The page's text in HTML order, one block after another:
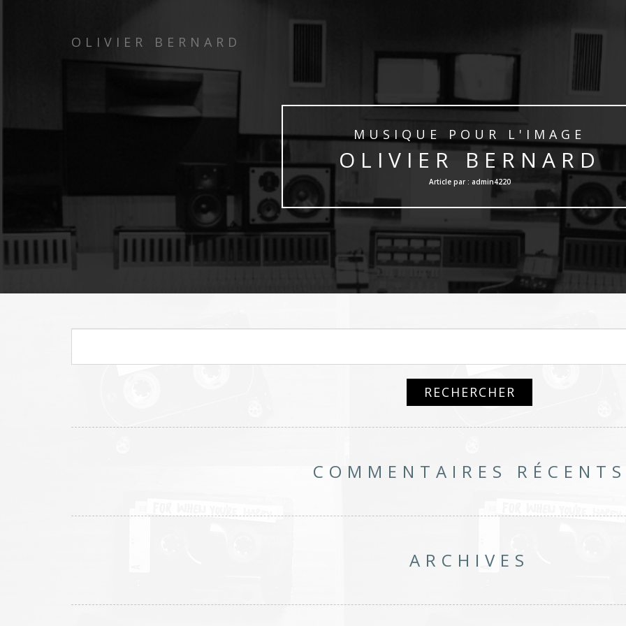
OLIVIER BERNARD
MUSIQUE POUR L'IMAGE
OLIVIER BERNARD
Article par : admin4220
COMMENTAIRES RÉCENTS
ARCHIVES